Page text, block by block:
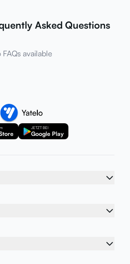
Asked Questions
FAQs available
JETZT BEI
Google Play